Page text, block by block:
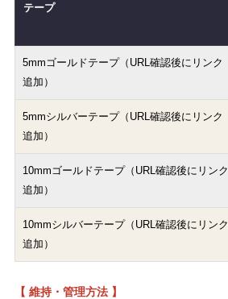
テープ
5mmゴールドテープ（URL確認後にリンク
追加）
5mmシルバーテープ（URL確認後にリンク
追加）
10mmゴールドテープ（URL確認後にリンク
追加）
10mmシルバーテープ（URL確認後にリンク
追加）
【 維持・管理方法 】